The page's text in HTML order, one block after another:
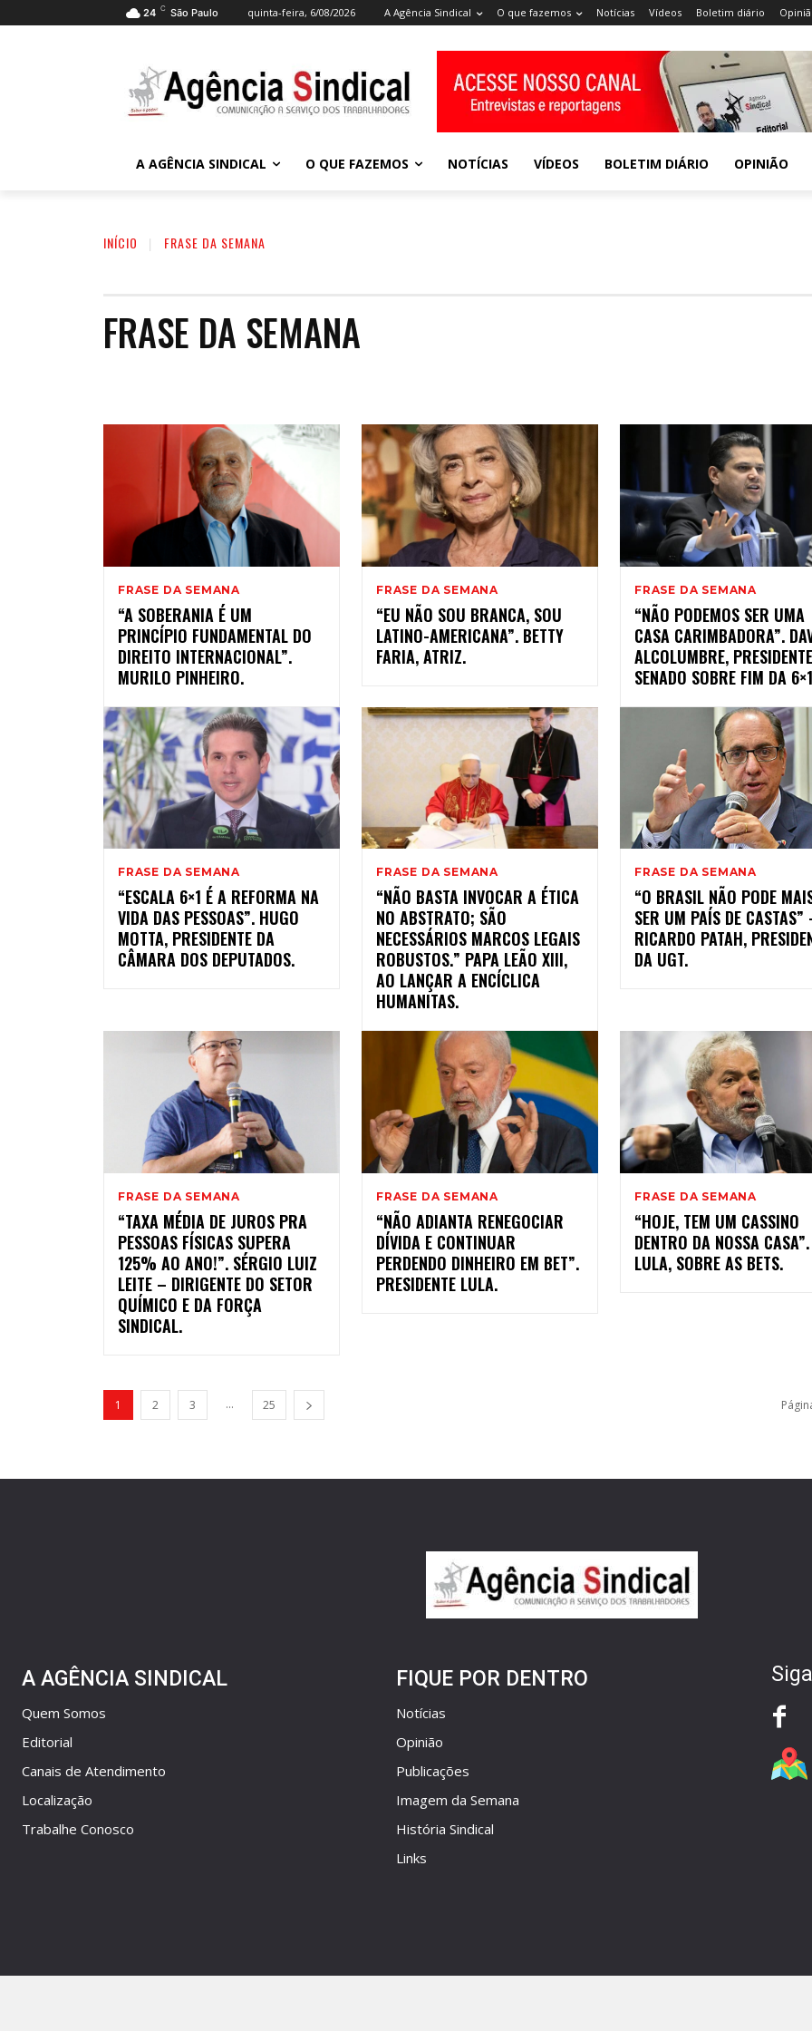
24 C São Paulo quinta-feira, 6/08/2026 A Agência Sindical O que fazemos Notícias Vídeos Boletim diário
A AGÊNCIA SINDICAL O QUE FAZEMOS NOTÍCIAS VÍDEOS BOLETIM DIÁRIO OPINIÃO
INÍCIO FRASE DA SEMANA
FRASE DA SEMANA
FRASE DA SEMANA
“A SOBERANIA É UM
PRINCÍPIO FUNDAMENTAL DO
DIREITO INTERNACIONAL”.
MURILO PINHEIRO.
FRASE DA SEMANA
“EU NÃO SOU BRANCA, SOU
LATINO-AMERICANA”. BETTY
FARIA, ATRIZ.
FRASE DA SEMANA
“NÃO PODEMOS SER UMA
CASA CARIMBADORA”.
ALCOLUMBRE,
SENADO SOBRE FIM DA
FRASE DA SEMANA
“ESCALA 6×1 É A REFORMA NA
VIDA DAS PESSOAS”. HUGO
MOTTA, PRESIDENTE DA
CÂMARA DOS DEPUTADOS.
FRASE DA SEMANA
“NÃO BASTA INVOCAR A ÉTICA
NO ABSTRATO; SÃO
NECESSÁRIOS MARCOS LEGAIS
ROBUSTOS.” PAPA LEÃO XIII,
AO LANÇAR A ENCÍCLICA
HUMANITAS.
FRASE DA SEMANA
“O BRASIL NÃO PODE
SER UM PAÍS DE CASTAS”
RICARDO PATAH,
DA UGT.
FRASE DA SEMANA
“TAXA MÉDIA DE JUROS PRA
PESSOAS FÍSICAS SUPERA
125% AO ANO!”. SÉRGIO LUIZ
LEITE – DIRIGENTE DO SETOR
QUÍMICO E DA FORÇA
SINDICAL.
FRASE DA SEMANA
“NÃO ADIANTA RENEGOCIAR
DÍVIDA E CONTINUAR
PERDENDO DINHEIRO EM BET”.
PRESIDENTE LULA.
FRASE DA SEMANA
“HOJE, TEM UM CASSINO
DENTRO DA NOSSA CASA”.
LULA, SOBRE AS BETS.
1 2 3 ... 25
A AGÊNCIA SINDICAL
Quem Somos
Editorial
Canais de Atendimento
Localização
Trabalhe Conosco
FIQUE POR DENTRO
Notícias
Opinião
Publicações
Imagem da Semana
História Sindical
Links